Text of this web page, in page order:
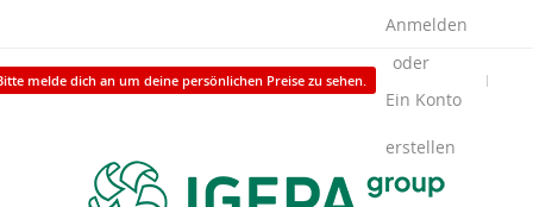
melde dich an um deine persönlichen Preise zu sehen.
Anmelden
Ein Konto
erstellen